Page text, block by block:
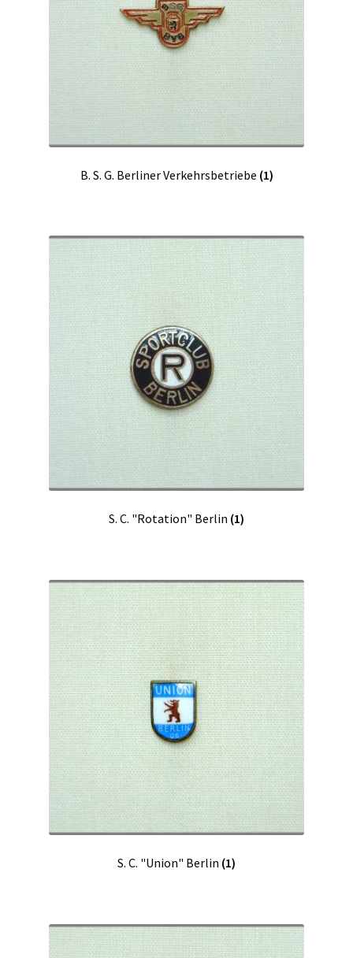
B. S. G. Berliner Verkehrsbetriebe (1)
S. C. "Rotation" Berlin (1)
S. C. "Union" Berlin (1)